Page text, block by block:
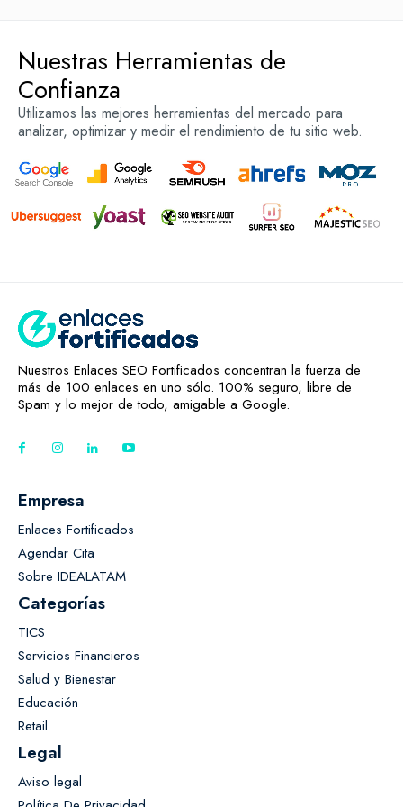
Nuestras Herramientas de
Confianza
Utilizamos las mejores herramientas del mercado para
analizar, optimizar y medir el rendimiento de tu sitio web.
Nuestros Enlaces SEO Fortificados concentran la fuerza de
más de 100 enlaces en uno sólo. 100% seguro, libre de
Spam y lo mejor de todo, amigable a Google.
Empresa
Enlaces Fortificados
Agendar Cita
Sobre IDEALATAM
Categorías
TICS
Servicios Financieros
Salud y Bienestar
Educación
Retail
Legal
Aviso legal